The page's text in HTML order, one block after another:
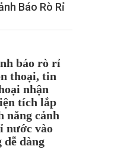
Báo Rò Rỉ
báo rò rỉ
thoại, tin
nhận
tích lắp
năng cảnh
nước vào
dàng